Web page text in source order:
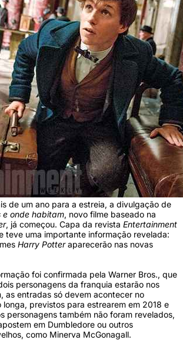
de um ano para a estreia, a divulgação de
e onde habitam, novo filme baseado na
, já começou. Capa da revista Entertainment
teve uma importante informação revelada:
Harry Potteraparecerão nas novas
foi confirmada pela Warner Bros., que
personagens da franquia estarão nos
as entradas só devem acontecer no
longa, previstos para estrearem em 2018 e
personagens também não foram revelados,
em Dumbledore ou outros
como Minerva McGonagall.